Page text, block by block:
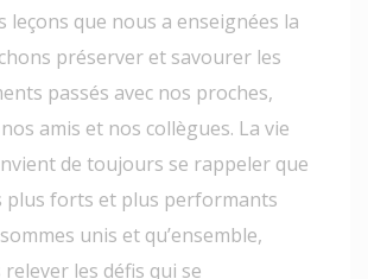
leçons que nous a enseignées la
préserver et savourer les
passés avec nos proches,
amis et nos collègues. La vie
de toujours se rappeler que
plus forts et plus performants
unis et qu’ensemble,
les défis qui se